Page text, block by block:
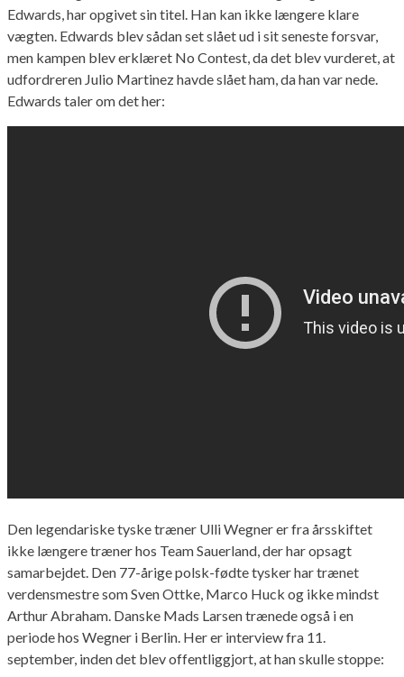
Edwards, har opgivet sin titel. Han kan ikke længere klare
vægten. Edwards blev sådan set slået ud i sit seneste forsvar,
men kampen blev erklæret No Contest, da det blev vurderet, at
udfordreren Julio Martinez havde slået ham, da han var nede.
Edwards taler om det her:
Den legendariske tyske træner Ulli Wegner er fra årsskiftet
ikke længere træner hos Team Sauerland, der har opsagt
samarbejdet. Den 77-årige polsk-fødte tysker har trænet
verdensmestre som Sven Ottke, Marco Huck og ikke mindst
Arthur Abraham. Danske Mads Larsen trænede også i en
periode hos Wegner i Berlin. Her er interview fra 11.
september, inden det blev offentliggjort, at han skulle stoppe: